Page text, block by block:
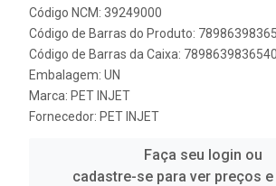
Código NCM: 39249000
Código de Barras do Produto:
Código de Barras da Caixa: 7898639836540
Embalagem: UN
Marca: PET INJET
Fornecedor: PET INJET
Faça seu login ou
cadastre-se para ver preços